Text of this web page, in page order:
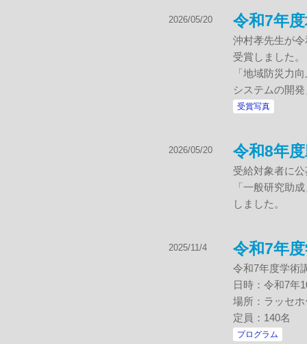
2026/05/20 令和7年
沖村孝先生が
受賞しました。
「地域防災力
システムの開発
受賞写真
2026/05/20 令和8年
受給対象者に
「一般研究助
しました。
2025/11/4 令和7年
令和7年度学術
日時：令和7年
場所：ラッセ
定員：140名
プログラム